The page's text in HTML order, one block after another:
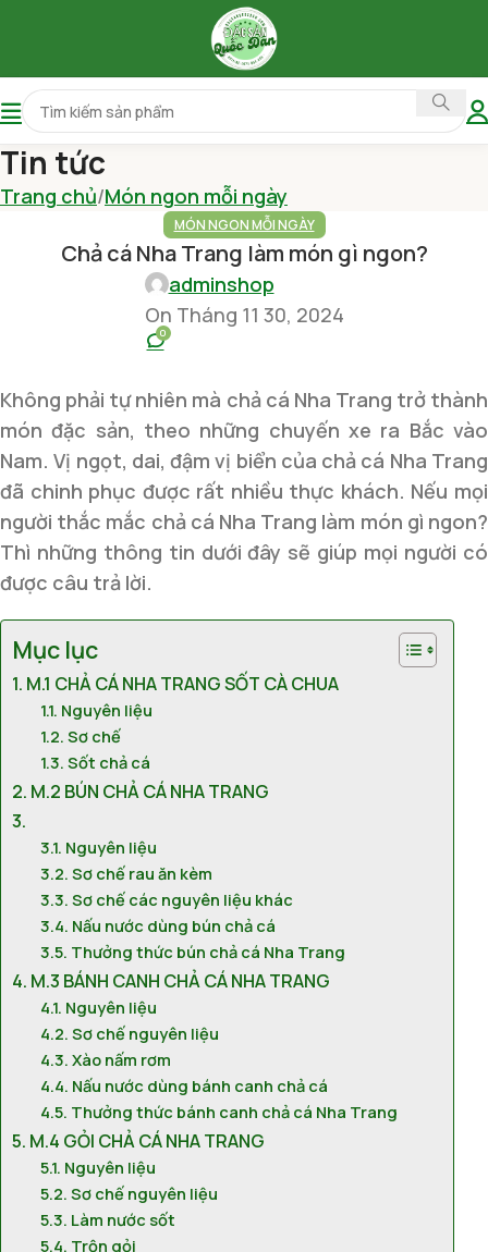
Tin tức
Trang chủ Món ngon mỗi ngày
MÓN NGON MỖI NGÀY
Chả cá Nha Trang làm món gì ngon?
adminshop
On Tháng 11 30, 2024
0
Không phải tự nhiên mà chả cá Nha Trang trở thành
món đặc sản, theo những chuyến xe ra Bắc vào
Nam. Vị ngọt, dai, đậm vị biển của chả cá Nha Trang
đã chinh phục được rất nhiều thực khách. Nếu mọi
người thắc mắc chả cá Nha Trang làm món gì ngon?
Thì những thông tin dưới đây sẽ giúp mọi người có
được câu trả lời.
Mục lục
M.1 CHẢ CÁ NHA TRANG SỐT CÀ CHUA
Nguyên liệu
Sơ chế
Sốt chả cá
M.2 BÚN CHẢ CÁ NHA TRANG
Nguyên liệu
Sơ chế rau ăn kèm
Sơ chế các nguyên liệu khác
Nấu nước dùng bún chả cá
Thưởng thức bún chả cá Nha Trang
M.3 BÁNH CANH CHẢ CÁ NHA TRANG
Nguyên liệu
Sơ chế nguyên liệu
Xào nấm rơm
Nấu nước dùng bánh canh chả cá
Thưởng thức bánh canh chả cá Nha Trang
M.4 GỎI CHẢ CÁ NHA TRANG
Nguyên liệu
Sơ chế nguyên liệu
Làm nước sốt
Trộn gỏi